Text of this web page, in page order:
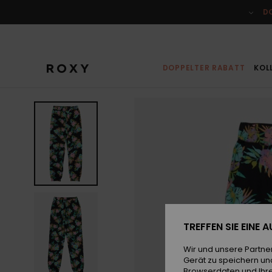
DOPPELTER RABATT
TREFFEN SIE EINE
Wir und unsere
Gerät zu speichern